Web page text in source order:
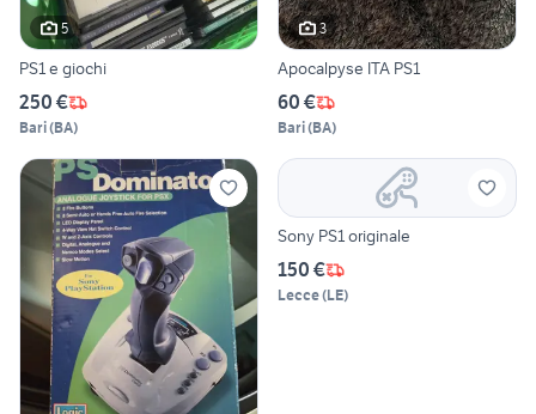
5
PS1 e giochi
250 €
Bari(BA)
3
Apocalpyse ITA PS1
60 €
Bari(BA)
Sony PS1 originale
150 €
Lecce(LE)